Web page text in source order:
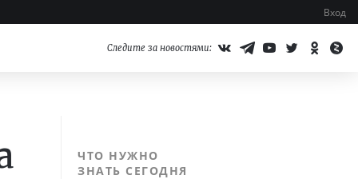
Вход
Следите за новостями:
ЧТО НУЖНО
ЗНАТЬ СЕГОДНЯ